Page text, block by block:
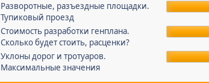
Разворотные, разъездные площадки.
Тупиковый проезд
Стоимость разработки генплана.
Сколько будет стоить, расценки?
Уклоны дорог и тротуаров.
Максимальные значения